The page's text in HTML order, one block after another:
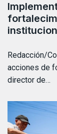
Redacción/
acciones de
director de…